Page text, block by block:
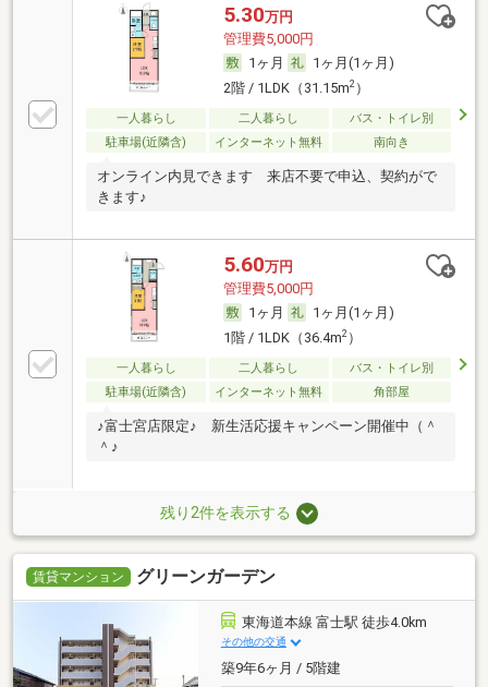
5.30万円
管理費5,000円
1ヶ月
1ヶ月(1ヶ月)
2階 / 1LDK（31.15m2）
一人暮らし 二人暮らし
バス・トイレ別
駐車場(近隣含)
インターネット無料 南向き
オンライン内見できます 来店不要で申込、契約がで
きます♪
5.60万円
管理費5,000円
1ヶ月
1ヶ月(1ヶ月)
1階 / 1LDK（36.4m2）
一人暮らし 二人暮らし
バス・トイレ別
駐車場(近隣含)
インターネット無料 角部屋
♪富士宮店限定♪ 新生活応援キャンペーン開催中（＾
＾♪
残り2件を表示する
賃貸マンション グリーンガーデン
東海道本線 富士駅 徒歩4.0km
その他の交通
築9年6ヶ月 / 5階建